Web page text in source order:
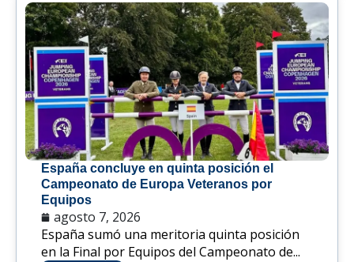
España concluye en quinta posición el
Campeonato de Europa Veteranos por
Equipos
agosto 7, 2026
España sumó una meritoria quinta posición
en la Final por Equipos del Campeonato de...